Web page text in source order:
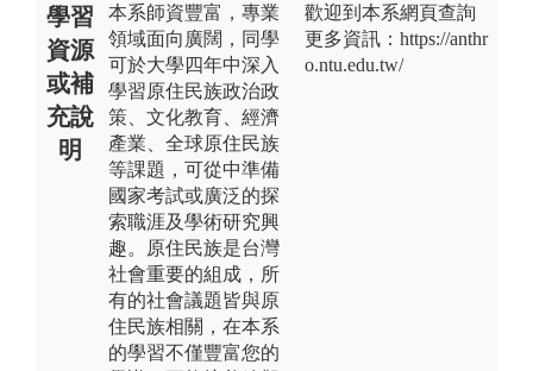
學習
資源
或補
充說
明
本系師資豐富，專業
領域面向廣闊，同學
可於大學四年中深入
學習原住民族政治政
策、文化教育、經濟
產業、全球原住民族
等課題，可從中準備
國家考試或廣泛的探
索職涯及學術研究興
趣。原住民族是台灣
社會重要的組成，所
有的社會議題皆與原
住民族相關，在本系
的學習不僅豐富您的
歡迎到本系網頁查詢
更多資訊：https://anthr
o.ntu.edu.tw/